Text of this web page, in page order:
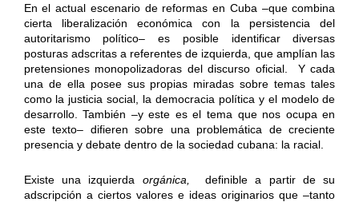
En el actual escenario de reformas en Cuba –que combina
cierta liberalización económica con la persistencia del
autoritarismo político– es posible identificar diversas
posturas adscritas a referentes de izquierda, que amplían las
pretensiones monopolizadoras del discurso oficial. Y cada
una de ella posee sus propias miradas sobre temas tales
como la justicia social, la democracia política y el modelo de
desarrollo. También –y este es el tema que nos ocupa en
este texto– difieren sobre una problemática de creciente
presencia y debate dentro de la sociedad cubana: la racial.
Existe una izquierda orgánica,
definible a partir de su
adscripción a ciertos valores e ideas originarios que –tanto